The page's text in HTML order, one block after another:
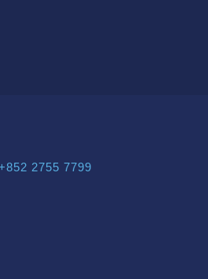
2755 7799